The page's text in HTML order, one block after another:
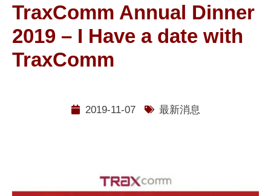
TraxComm Annual Dinner
2019 – I Have a date with
TraxComm
2019-11-07 最新消息